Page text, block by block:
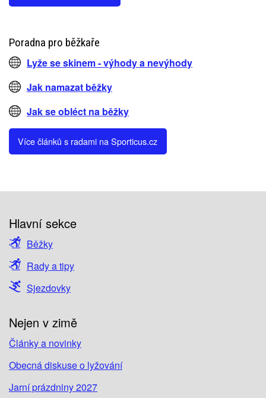
Poradna pro běžkaře
Lyže se skinem - výhody a nevýhody
Jak namazat běžky
Jak se obléct na běžky
Více článků s radami na Sporticus.cz
Hlavní sekce
Běžky
Rady a tipy
Sjezdovky
Nejen v zimě
Články a novinky
Obecná diskuse o lyžování
Jarní prázdniny 2027